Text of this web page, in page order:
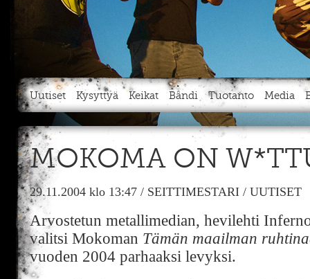
Uutiset Kysyttyä Keikat Bändi Tuotanto Media
MOKOMA ON
29.11.2004 klo 13:47 / SEITTIMESTARI / UUTISET
Arvostetun metallimedian, hevilehti
valitsi Mokoman Tämän maailman
vuoden 2004 parhaaksi levyksi.